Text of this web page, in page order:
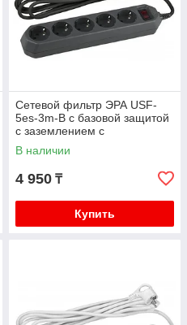
Сетевой фильтр ЭРА USF-
5es-3m-B с базовой защитой
с заземлением с
выключателем 5 розеток 3м
10А черный
В наличии
4 950 ₸
Купить